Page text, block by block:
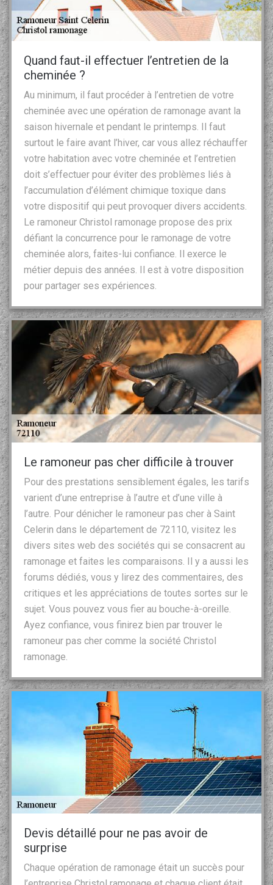
Quand faut-il effectuer l’entretien de la
cheminée ?
Au minimum, il faut procéder à l’entretien de votre
cheminée avec une opération de ramonage avant la
saison hivernale et pendant le printemps. Il faut
surtout le faire avant l’hiver, car vous allez réchauffer
votre habitation avec votre cheminée et l’entretien
doit s’effectuer pour éviter des problèmes liés à
l’accumulation d’élément chimique toxique dans
votre dispositif qui peut provoquer divers accidents.
Le ramoneur Christol ramonage propose des prix
défiant la concurrence pour le ramonage de votre
cheminée alors, faites-lui confiance. Il exerce le
métier depuis des années. Il est à votre disposition
pour partager ses expériences.
Le ramoneur pas cher difficile à trouver
Pour des prestations sensiblement égales, les tarifs
varient d’une entreprise à l’autre et d’une ville à
l’autre. Pour dénicher le ramoneur pas cher à Saint
Celerin dans le département de 72110, visitez les
divers sites web des sociétés qui se consacrent au
ramonage et faites les comparaisons. Il y a aussi les
forums dédiés, vous y lirez des commentaires, des
critiques et les appréciations de toutes sortes sur le
sujet. Vous pouvez vous fier au bouche-à-oreille.
Ayez confiance, vous finirez bien par trouver le
ramoneur pas cher comme la société Christol
ramonage.
Devis détaillé pour ne pas avoir de
surprise
Chaque opération de ramonage était un succès pour